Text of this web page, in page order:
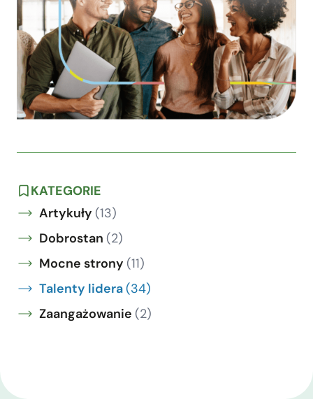
KATEGORIE
Artykuły (13)
Dobrostan (2)
Mocne strony (11)
Talenty lidera(34)
Zaangażowanie (2)